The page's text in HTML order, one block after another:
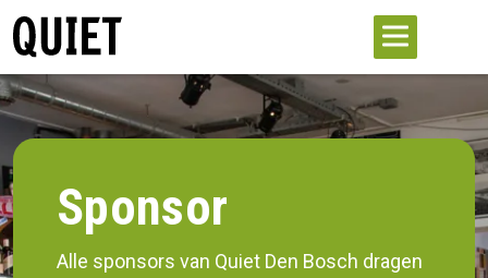
Sponsor
Alle sponsors van Quiet Den Bosch dragen